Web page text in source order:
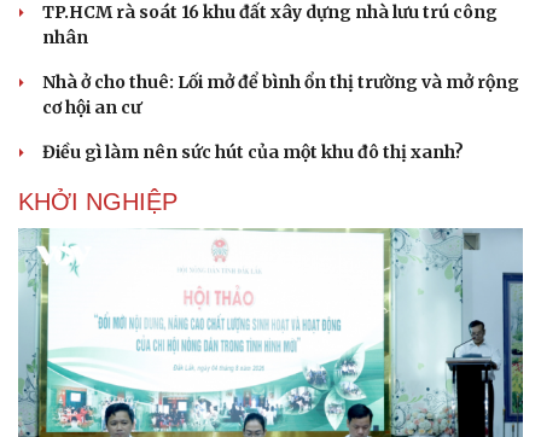
TP.HCM rà soát 16 khu đất xây dựng nhà lưu trú công
nhân
Nhà ở cho thuê: Lối mở để bình ổn thị trường và mở rộng
cơ hội an cư
Điều gì làm nên sức hút của một khu đô thị xanh?
KHỞI NGHIỆP